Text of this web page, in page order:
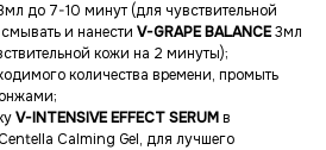
до 7-10 минут (для чувствительной
и нанести V-GRAPE BALANCE3мл
кожи на 2 минуты);
количества времени, промыть
V-INTENSIVE EFFECT SERUMв
Calming Gel, для лучшего